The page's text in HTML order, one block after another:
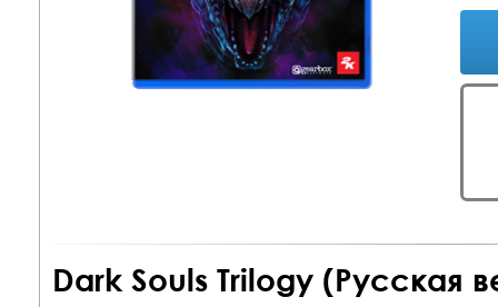
Dark Souls Trilogy (Русская